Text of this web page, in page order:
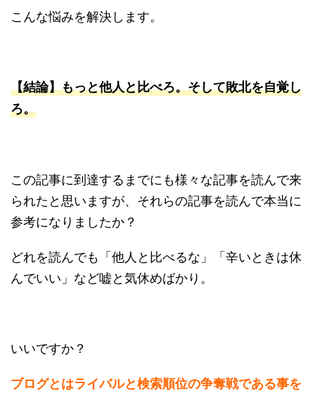
こんな悩みを解決します。
【結論】もっと他人と比べろ。そして敗北を自覚し
ろ。
この記事に到達するまでにも様々な記事を読んで来
られたと思いますが、それらの記事を読んで本当に
参考になりましたか？
どれを読んでも「他人と比べるな」「辛いときは休
んでいい」など嘘と気休めばかり。
いいですか？
ブログとはライバルと検索順位の争奪戦である事を